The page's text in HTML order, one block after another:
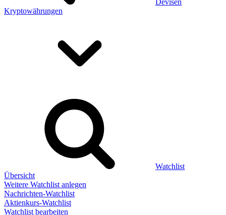
Devisen
Kryptowährungen
Watchlist
Übersicht
Weitere Watchlist anlegen
Nachrichten-Watchlist
Aktienkurs-Watchlist
Watchlist bearbeiten